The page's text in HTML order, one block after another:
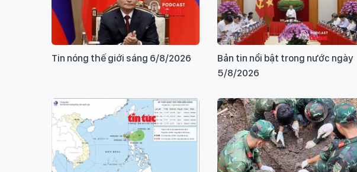
Tin nóng thế giới sáng 6/8/2026
Bản tin nổi bật trong nước ngày
5/8/2026